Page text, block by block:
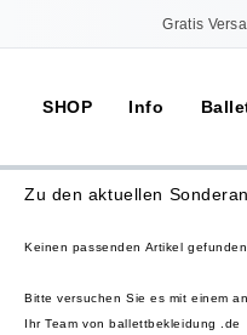
Gratis
SHOP Info
Zu den aktuellen
Keinen passenden Artikel gefunden.
Bitte versuchen Sie es mit einem
Ihr Team von ballettbekleidung .de